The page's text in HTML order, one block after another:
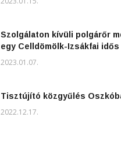
Szolgálaton kívüli polgárőr
egy Celldömölk-Izsákfai
2023.01.07.
Tisztújító közgyűlés
2022.12.17.